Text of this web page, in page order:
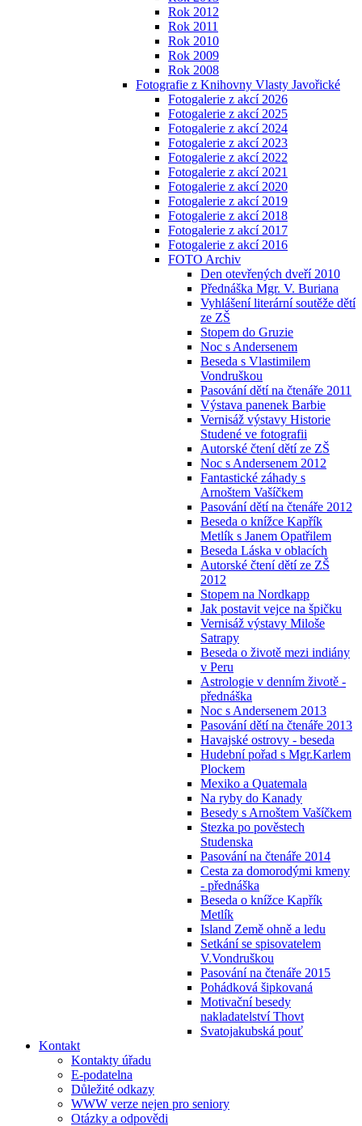
Rok 2012
Rok 2011
Rok 2010
Rok 2009
Rok 2008
Fotografie z Knihovny Vlasty Javořické
Fotogalerie z akcí 2026
Fotogalerie z akcí 2025
Fotogalerie z akcí 2024
Fotogalerie z akcí 2023
Fotogalerie z akcí 2022
Fotogalerie z akcí 2021
Fotogalerie z akcí 2020
Fotogalerie z akcí 2019
Fotogalerie z akcí 2018
Fotogalerie z akcí 2017
Fotogalerie z akcí 2016
FOTO Archiv
Den otevřených dveří 2010
Přednáška Mgr. V. Buriana
Vyhlášení literární soutěže dětí
ze ZŠ
Stopem do Gruzie
Noc s Andersenem
Beseda s Vlastimilem
Vondruškou
Pasování dětí na čtenáře 2011
Výstava panenek Barbie
Vernisáž výstavy Historie
Studené ve fotografii
Autorské čtení dětí ze ZŠ
Noc s Andersenem 2012
Fantastické záhady s
Arnoštem Vašíčkem
Pasování dětí na čtenáře 2012
Beseda o knížce Kapřík
Metlík s Janem Opatřilem
Beseda Láska v oblacích
Autorské čtení dětí ze ZŠ
2012
Stopem na Nordkapp
Jak postavit vejce na špičku
Vernisáž výstavy Miloše
Satrapy
Beseda o životě mezi indiány
v Peru
Astrologie v denním životě -
přednáška
Noc s Andersenem 2013
Pasování dětí na čtenáře 2013
Havajské ostrovy - beseda
Hudební pořad s Mgr.Karlem
Plockem
Mexiko a Quatemala
Na ryby do Kanady
Besedy s Arnoštem Vašíčkem
Stezka po pověstech
Studenska
Pasování na čtenáře 2014
Cesta za domorodými kmeny
- přednáška
Beseda o knížce Kapřík
Metlík
Island Země ohně a ledu
Setkání se spisovatelem
V.Vondruškou
Pasování na čtenáře 2015
Pohádková šipkovaná
Motivační besedy
nakladatelství Thovt
Svatojakubská pouť
Kontakt
Kontakty úřadu
E-podatelna
Důležité odkazy
WWW verze nejen pro seniory
Otázky a odpovědi